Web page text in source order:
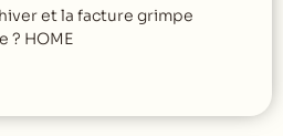
et la facture grimpe
? HOME